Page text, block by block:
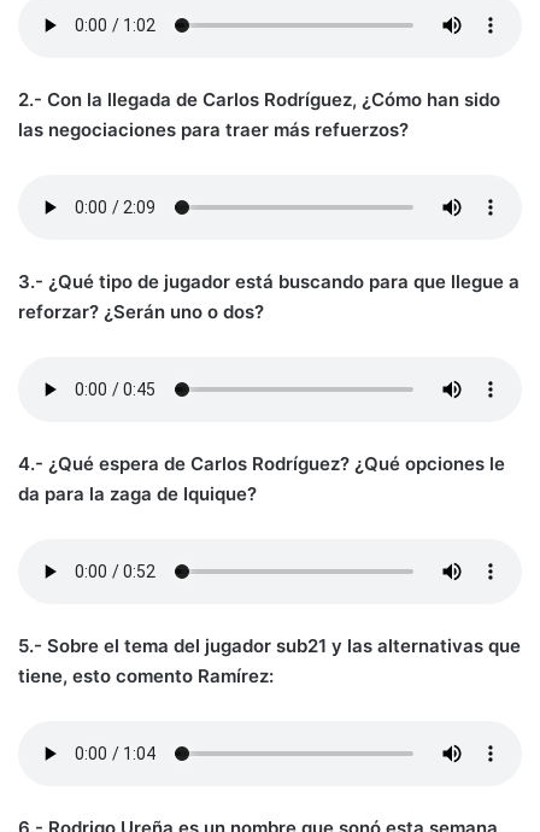
2.- Con la llegada de Carlos Rodríguez, ¿Cómo han sido
las negociaciones para traer más refuerzos?
3.- ¿Qué tipo de jugador está buscando para que llegue a
reforzar? ¿Serán uno o dos?
4.- ¿Qué espera de Carlos Rodríguez? ¿Qué opciones le
da para la zaga de Iquique?
5.- Sobre el tema del jugador sub21 y las alternativas que
tiene, esto comento Ramírez: